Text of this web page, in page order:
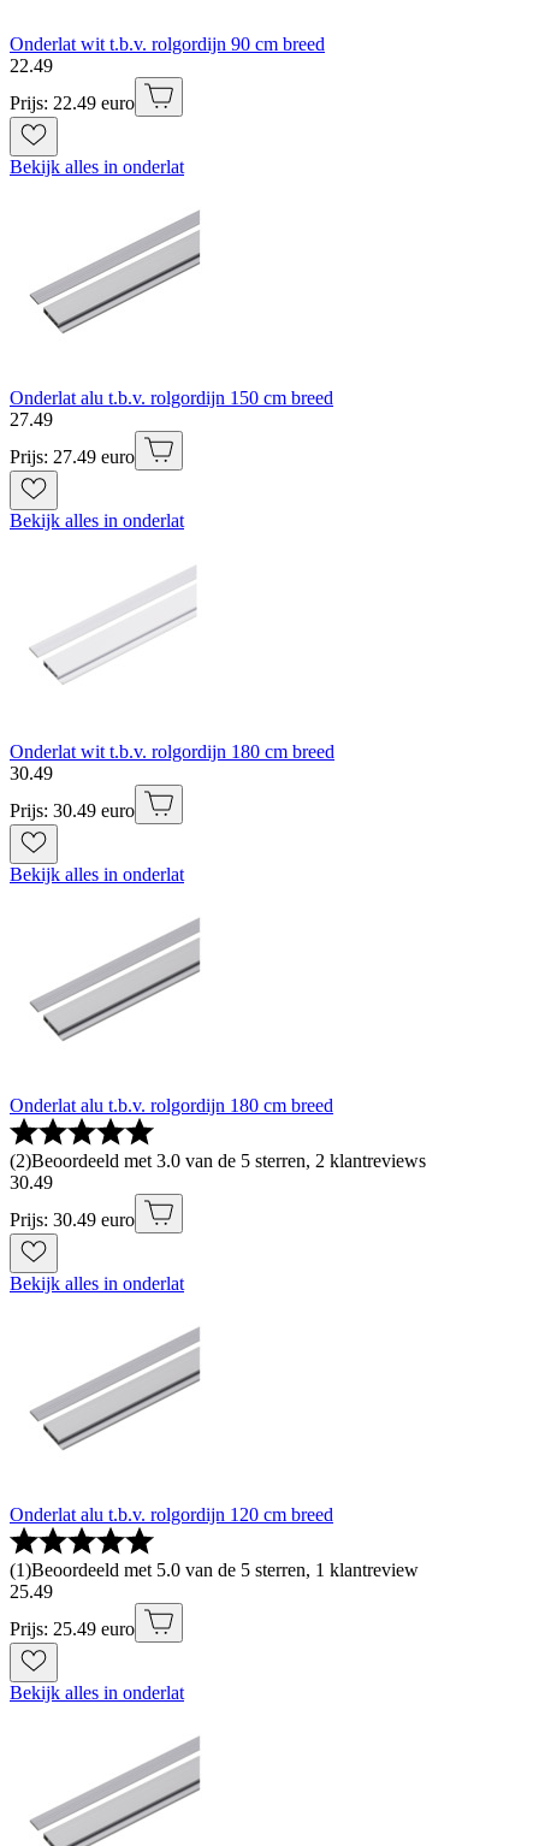
Onderlat wit t.b.v. rolgordijn 90 cm breed
22.49
Prijs: 22.49 euro
Bekijk alles in onderlat
Onderlat alu t.b.v. rolgordijn 150 cm breed
27.49
Prijs: 27.49 euro
Bekijk alles in onderlat
Onderlat wit t.b.v. rolgordijn 180 cm breed
30.49
Prijs: 30.49 euro
Bekijk alles in onderlat
Onderlat alu t.b.v. rolgordijn 180 cm breed
(2)Beoordeeld met 3.0 van de 5 sterren, 2 klantreviews
30.49
Prijs: 30.49 euro
Bekijk alles in onderlat
Onderlat alu t.b.v. rolgordijn 120 cm breed
(1)Beoordeeld met 5.0 van de 5 sterren, 1 klantreview
25.49
Prijs: 25.49 euro
Bekijk alles in onderlat